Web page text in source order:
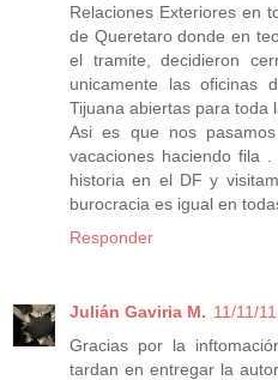
Relaciones Exteriores en
de Queretaro donde en
el tramite, decidieron
unicamente las oficinas
Tijuana abiertas para toda
Asi es que nos
vacaciones haciendo fila
historia en el DF y
burocracia es igual en
Responder
Julián Gaviria M. 11/11/
Gracias por la
tardan en entregar la